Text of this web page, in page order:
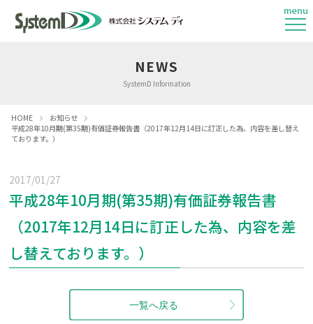
menu
NEWS
SystemD Information
HOME
お知らせ
平成28年10月期(第35期)有価証券報告書（2017年12月14日に訂正した為、内容を差し替え
ております。）
2017/01/27
平成28年10月期(第35期)有価証券報告書
（2017年12月14日に訂正した為、内容を差
し替えております。）